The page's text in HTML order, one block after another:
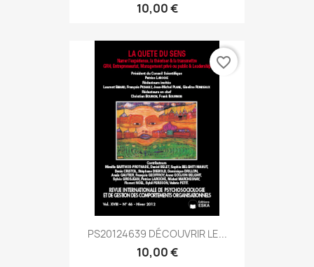
10,00 €
PS20124639 DÉCOUVRIR LE...
10,00 €
favorite_border